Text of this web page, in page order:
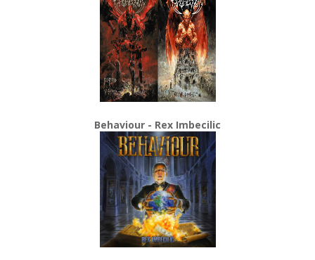
Behaviour - Rex Imbecilic